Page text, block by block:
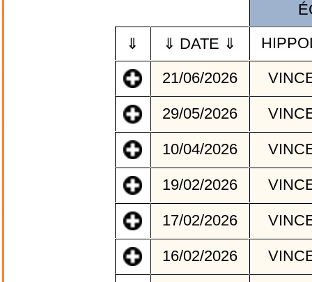
⇓
⇓ DATE ⇓
21/06/2026
29/05/2026
10/04/2026
19/02/2026
17/02/2026
16/02/2026